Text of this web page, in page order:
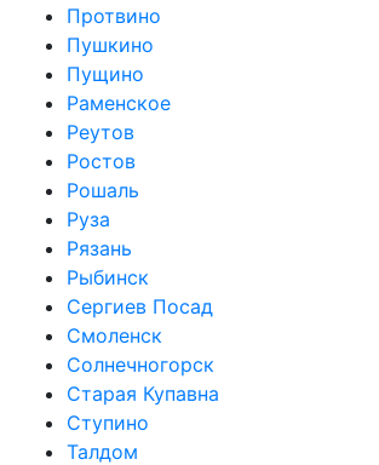
Протвино
Пушкино
Пущино
Раменское
Реутов
Ростов
Рошаль
Руза
Рязань
Рыбинск
Сергиев Посад
Смоленск
Солнечногорск
Старая Купавна
Ступино
Талдом